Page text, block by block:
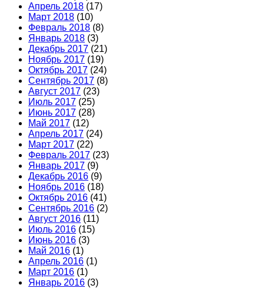
Апрель 2018 (17)
Март 2018 (10)
Февраль 2018 (8)
Январь 2018 (3)
Декабрь 2017 (21)
Ноябрь 2017 (19)
Октябрь 2017 (24)
Сентябрь 2017 (8)
Август 2017 (23)
Июль 2017 (25)
Июнь 2017 (28)
Май 2017 (12)
Апрель 2017 (24)
Март 2017 (22)
Февраль 2017 (23)
Январь 2017 (9)
Декабрь 2016 (9)
Ноябрь 2016 (18)
Октябрь 2016 (41)
Сентябрь 2016 (2)
Август 2016 (11)
Июль 2016 (15)
Июнь 2016 (3)
Май 2016 (1)
Апрель 2016 (1)
Март 2016 (1)
Январь 2016 (3)